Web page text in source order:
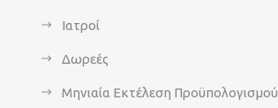
Ιατροί
Δωρεές
Μηνιαία Εκτέλεση Προϋπολογισμού